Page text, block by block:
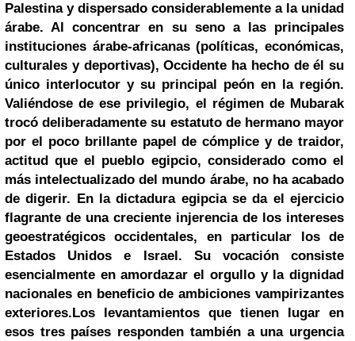
Palestinay dispersado considerablemente a la unidad
árabe. Al concentrar en su seno a las principales
instituciones árabe-africanas (políticas, económicas,
culturales y deportivas), Occidente ha hecho de él su
único interlocutor y su principal peón en la región.
Valiéndose de ese privilegio, el régimen de Mubarak
trocó deliberadamente su estatuto de hermano mayor
por el poco brillante papel de cómplice y de traidor,
actitud que el pueblo egipcio, considerado como el
más intelectualizado del mundo árabe, no ha acabado
de digerir. En la dictadura egipcia se da el ejercicio
flagrante de una creciente injerencia de los intereses
geoestratégicos occidentales, en particular los de
Estados Unidos e
Israel . Su vocación consiste
esencialmente en amordazar el orgullo y la dignidad
nacionales en beneficio de ambiciones vampirizantes
exteriores. Los levantamientos que tienen lugar en
esos tres países responden también a una urgencia